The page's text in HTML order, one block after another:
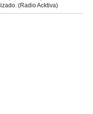
(Radio Acktiva)